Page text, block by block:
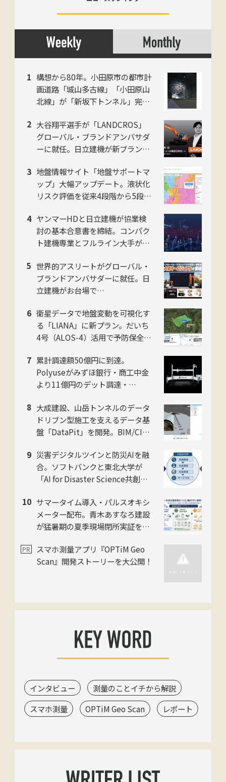
構想から80年。小田原市の都市計
画道路「城山多古線」「小田原山
北線」が「新坂下トンネル」完成
大谷翔平選手が「LANDCROS」
グローバル・ブランドアンバサダ
ーに就任。日立建機が新ブランド
地盤情報サイト「地盤サポートマ
ップ」大幅アップデート。液状化
リスク評価を従来4段階から5段階
社
ヤンマーHDと日立建機が協業検
討の基本合意書を締結。コンパク
ト建機専業とフルライン大手がタ
世界的アスリートがグローバル・
ブランドアンバサダーに就任。日
立建機がお台場で
発表・巨大油圧ショベル乗車体験
も
衛星データで地盤変動を可視化す
る「LIANA」に新プラン。だいち
4号（ALOS-4）活用で予防保全を
ン・日本工営の3社
累計調達額50億円に到達。
Polyuseがみずほ銀行・商工中金
より11億円のデット調達・
進化を加速
大成建設、山岳トンネルのデータ
ドリブン型施工を支えるデータ基
盤「DataPit」を開発。BIM/CIM
へ短縮
災害デジタルツインと防災AIを融
合。ソフトバンクと東北大学が
「AI for Disaster Science共創研
サマータイム導入・パルスオキシ
メーター配布。青木あすなろ建設
が猛暑期の夏季現場閉所実証を国
スマホ測量アプリ『OPTiM Geo
Scan』開発ストーリーを大公開！
インタビュー
測量のことイチから解説
スマホ測量
OPTiM Geo Scan レポート